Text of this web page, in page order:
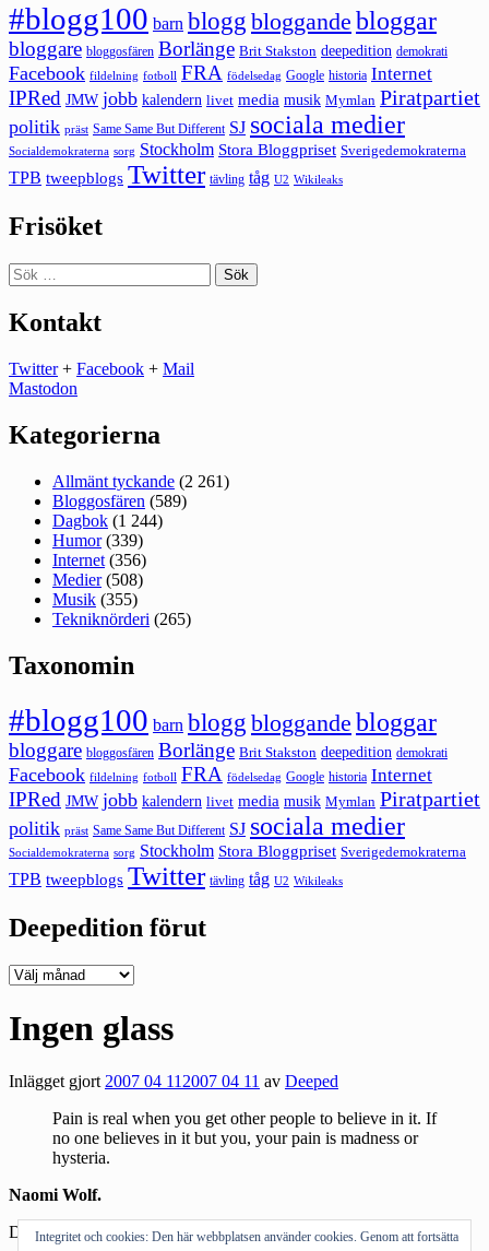
#blogg100 barn blogg bloggande bloggar
bloggare bloggosfären Borlänge Brit Stakston deepedition demokrati
Facebook fildelning fotboll FRA födelsedag Google historia Internet
IPRed JMW jobb kalendern livet media musik Mymlan Piratpartiet
politik präst Same Same But Different SJ sociala medier
Socialdemokraterna sorg Stockholm Stora Bloggpriset Sverigedemokraterna
TPB tweepblogs Twitter tävling tåg U2 Wikileaks
Frisöket
Sök
efter:
Kontakt
Twitter+ Facebook + Mail
Mastodon
Kategorierna
Allmänt tyckande (2 261)
Bloggosfären (589)
Dagbok (1 244)
Humor(339)
Internet (356)
Medier(508)
Musik (355)
Tekniknörderi (265)
Taxonomin
#blogg100 barn blogg bloggande bloggar
bloggare bloggosfären Borlänge Brit Stakston deepedition demokrati
Facebook fildelning fotboll FRA födelsedag Google historia Internet
IPRed JMW jobb kalendern livet media musik Mymlan Piratpartiet
politik präst Same Same But Different SJ sociala medier
Socialdemokraterna sorg Stockholm Stora Bloggpriset Sverigedemokraterna
TPB tweepblogs Twitter tävling tåg U2 Wikileaks
Deepedition förut
Deepedition
Ingen glass
Inlägget gjort2007 04 112007 04 11 av Deeped
Pain is real when you get other people to believe in it. If
no one believes in it but you, your pain is madness or
hysteria.
Naomi Wolf.
Den som inte tycker synd om mig får ingen glass.
Integritet och cookies: Den här webbplatsen använder cookies. Genom att fortsätta